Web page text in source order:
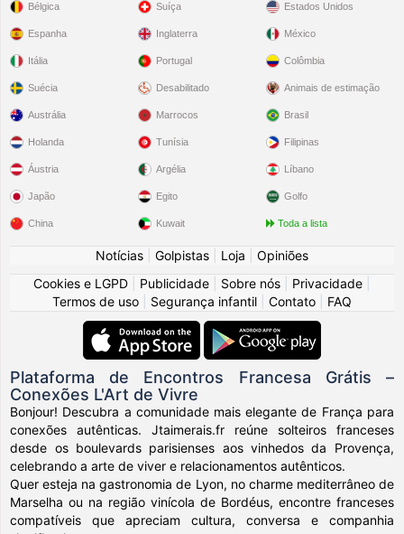
Bélgica
Espanha
Itália
Suécia
Suíça
Inglaterra
Portugal
Desabilitado
Estados Unidos
México
Colômbia
Animais de estimação
Austrália
Holanda
Áustria
Japão
China
Marrocos
Tunísia
Argélia
Egito
Kuwait
Brasil
Filipinas
Líbano
Golfo
Toda a lista
Notícias Golpistas Loja
Opiniões
Cookies e LGPD
Publicidade Sobre nós Privacidade
Termos de uso
Segurança infantil Contato FAQ
Plataforma de Encontros Francesa Grátis –
Conexões L'Art de Vivre
Bonjour! Descubra a comunidade mais elegante de França para
conexões autênticas. Jtaimerais.fr reúne solteiros franceses
desde os boulevards parisienses aos vinhedos da Provença,
celebrando a arte de viver e relacionamentos autênticos.
Quer esteja na gastronomia de Lyon, no charme mediterrâneo de
Marselha ou na região vinícola de Bordéus, encontre franceses
compatíveis que apreciam cultura, conversa e companhia